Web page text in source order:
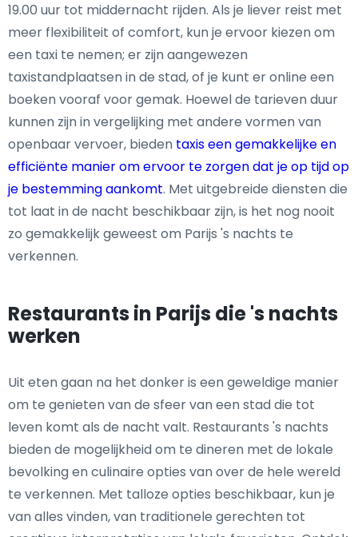
19.00 uur tot middernacht rijden. Als je liever reist met
meer flexibiliteit of comfort, kun je ervoor kiezen om
een taxi te nemen; er zijn aangewezen
taxistandplaatsen in de stad, of je kunt er online een
boeken vooraf voor gemak. Hoewel de tarieven duur
kunnen zijn in vergelijking met andere vormen van
openbaar vervoer, bieden taxis een gemakkelijke en
efficiënte manier om ervoor te zorgen dat je op tijd op
je bestemming aankomt. Met uitgebreide diensten die
tot laat in de nacht beschikbaar zijn, is het nog nooit
zo gemakkelijk geweest om Parijs 's nachts te
verkennen.
Restaurants in Parijs die 's nachts
werken
Uit eten gaan na het donker is een geweldige manier
om te genieten van de sfeer van een stad die tot
leven komt als de nacht valt. Restaurants 's nachts
bieden de mogelijkheid om te dineren met de lokale
bevolking en culinaire opties van over de hele wereld
te verkennen. Met talloze opties beschikbaar, kun je
van alles vinden, van traditionele gerechten tot